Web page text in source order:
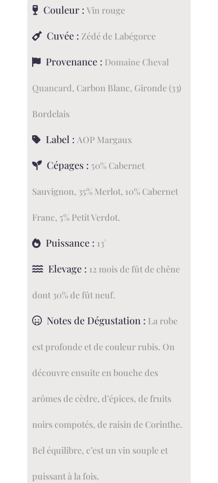
Zédé
Labégorce
Couleur :Vin rouge
Cuvée : Zédé de Labégorce
Provenance : Domaine Cheval
Quancard, Carbon Blanc, Gironde (33)
Bordelais
Label : AOP Margaux
Cépages : 50% Cabernet
Sauvignon, 35% Merlot, 10% Cabernet
Franc, 5% Petit Verdot.
Puissance : 13°
Elevage : 12 mois de fût de chêne
dont 30% de fût neuf.
Notes de Dégustation : La robe
est profonde et de couleur rubis. On
découvre ensuite en bouche des
arômes de cèdre, d’épices, de fruits
noirs compotés, de raisin de Corinthe.
Bel équilibre, c’est un vin souple et
puissant à la fois.